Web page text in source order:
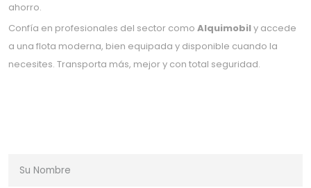
ahorro.
Confía en profesionales del sector como Alquimobily accede
a una flota moderna, bien equipada y disponible cuando la
necesites. Transporta más, mejor y con total seguridad.